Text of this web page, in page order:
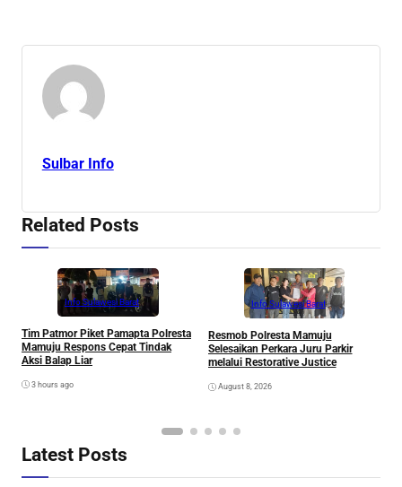
Sulbar Info
Related Posts
Info Sulawesi Barat
Tim Patmor Piket Pamapta Polresta
Mamuju Respons Cepat Tindak
Aksi Balap Liar
3 hours ago
Info Sulawesi Barat
Resmob Polresta Mamuju
Selesaikan Perkara Juru Parkir
melalui Restorative Justice
August 8, 2026
Latest Posts